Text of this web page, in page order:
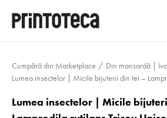
Cumpără din Marketplace
Din mansardă |
Lumea insectelor | Micile bijuterii din tei –
Lumea insectelor | Micile